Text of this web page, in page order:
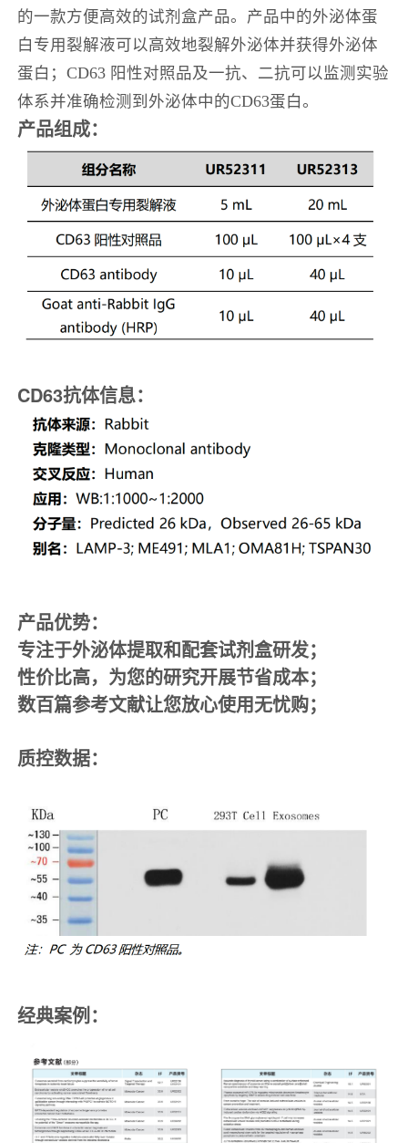
的一款方便高效的试剂盒产品。产品中的外泌体蛋
白专用裂解液可以高效地裂解外泌体并获得外泌体
蛋白；CD63 阳性对照品及一抗、二抗可以监测实验
体系并准确检测到外泌体中的CD63蛋白。
产品组成：
CD63抗体信息：
产品优势：
专注于外泌体提取和配套试剂盒研发；
性价比高，为您的研究开展节省成本；
数百篇参考文献让您放心使用无忧购；
质控数据：
经典案例：